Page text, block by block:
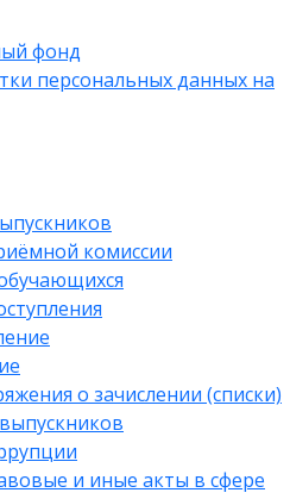
фонд
персональных данных на
комиссии
о зачислении (списки)
и иные акты в сфере